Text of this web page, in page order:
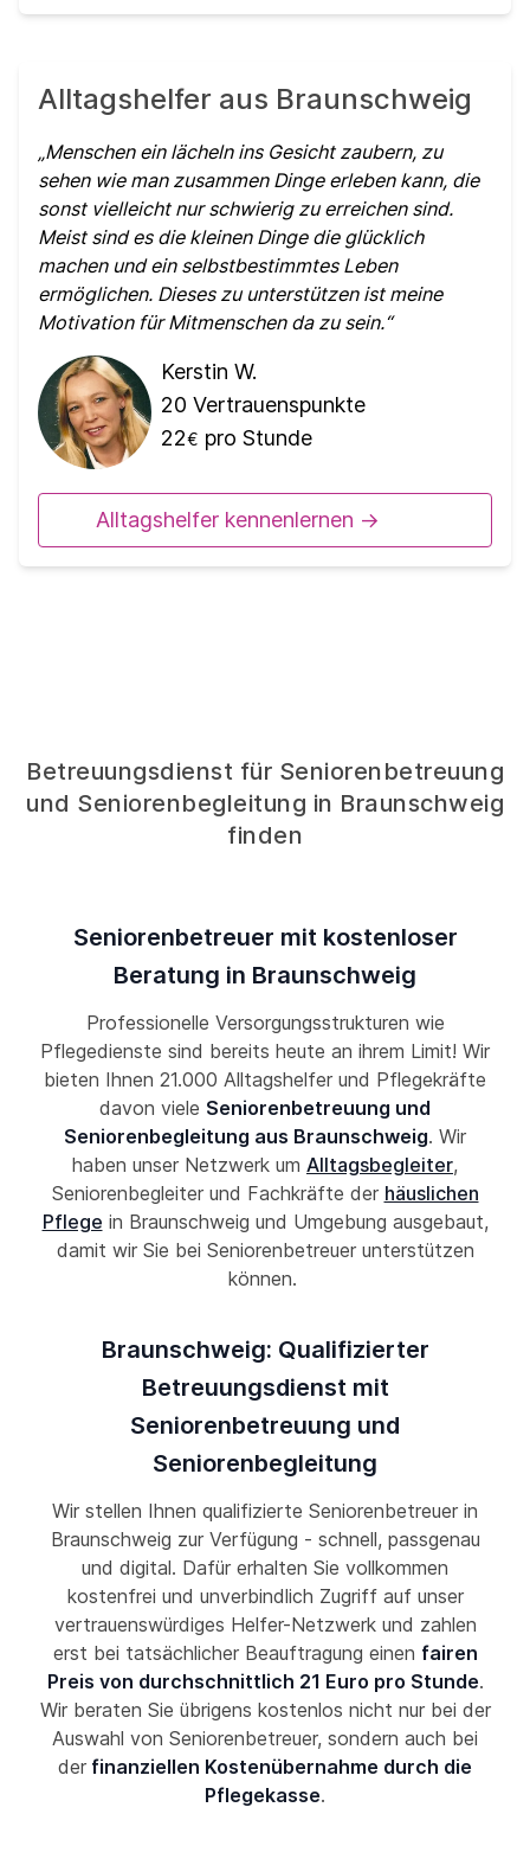
Alltagshelfer aus Braunschweig
Menschen ein lächeln ins Gesicht zaubern, zu
sehen wie man zusammen Dinge erleben kann, die
sonst vielleicht nur schwierig zu erreichen sind.
Meist sind es die kleinen Dinge die glücklich
machen und ein selbstbestimmtes Leben
ermöglichen. Dieses zu unterstützen ist meine
Motivation für Mitmenschen da zu sein.
Kerstin W.
20 Vertrauenspunkte
22€ pro Stunde
Alltagshelfer kennenlernen ->
Betreuungsdienst für Seniorenbetreuung
und Seniorenbegleitung in Braunschweig
finden
Seniorenbetreuer mit kostenloser
Beratung in Braunschweig
Professionelle Versorgungsstrukturen wie
Pflegedienste sind bereits heute an ihrem Limit! Wir
bieten Ihnen 21.000 Alltagshelfer und Pflegekräfte
davon viele Seniorenbetreuung und
Seniorenbegleitung aus Braunschweig. Wir
haben unser Netzwerk um Alltagsbegleiter,
Seniorenbegleiter und Fachkräfte der häuslichen
Pflege in Braunschweig und Umgebung ausgebaut,
damit wir Sie bei Seniorenbetreuer unterstützen
können.
Braunschweig: Qualifizierter
Betreuungsdienst mit
Seniorenbetreuung und
Seniorenbegleitung
Wir stellen Ihnen qualifizierte Seniorenbetreuer in
Braunschweig zur Verfügung - schnell, passgenau
und digital. Dafür erhalten Sie vollkommen
kostenfrei und unverbindlich Zugriff auf unser
vertrauenswürdiges Helfer-Netzwerk und zahlen
erst bei tatsächlicher Beauftragung einen fairen
Preis von durchschnittlich 21 Euro pro Stunde.
Wir beraten Sie übrigens kostenlos nicht nur bei der
Auswahl von Seniorenbetreuer, sondern auch bei
der finanziellen Kostenübernahme durch die
Pflegekasse.